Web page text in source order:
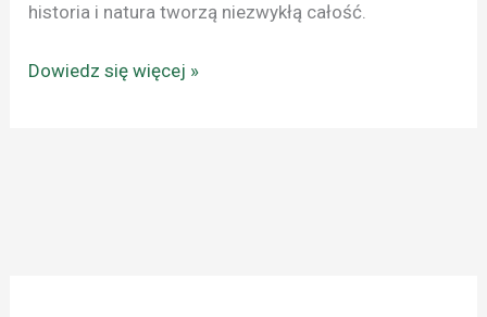
historia i natura tworzą niezwykłą całość.
Dowiedz się więcej »